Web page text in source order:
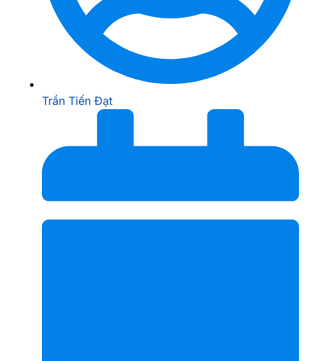
Trần Tiến Đạt